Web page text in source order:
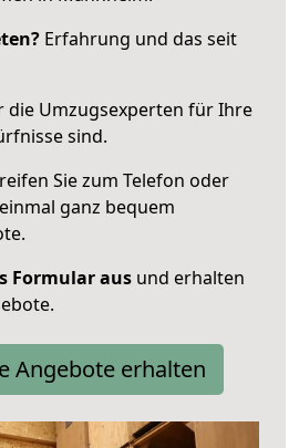
Erfahrung und das seit
die Umzugsexperten für Ihre
sind.
Sie zum Telefon oder
ganz bequem
Formular aus und erhalten
Angebote erhalten